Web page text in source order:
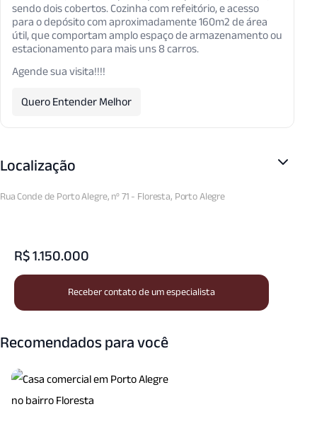
sendo dois cobertos. Cozinha com refeitório, e acesso
para o depósito com aproximadamente 160m2 de área
útil, que comportam amplo espaço de armazenamento ou
estacionamento para mais uns 8 carros.
Agende sua visita!!!!
Quero Entender Melhor
Localização
Rua Conde de Porto Alegre, nº 71 - Floresta, Porto Alegre
R$ 1.150.000
Receber contato de um especialista
Recomendados para você